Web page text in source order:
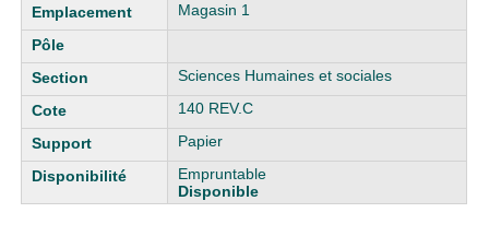
Magasin 1
Sciences Humaines et sociales
140 REV.C
Papier
Empruntable
Disponible